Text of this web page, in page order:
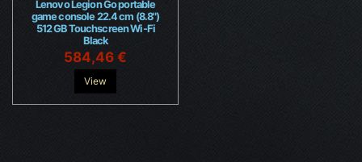
Lenovo Legion Go portable
game console 22.4 cm (8.8")
512 GB Touchscreen Wi-Fi
Black
584,46 €
View